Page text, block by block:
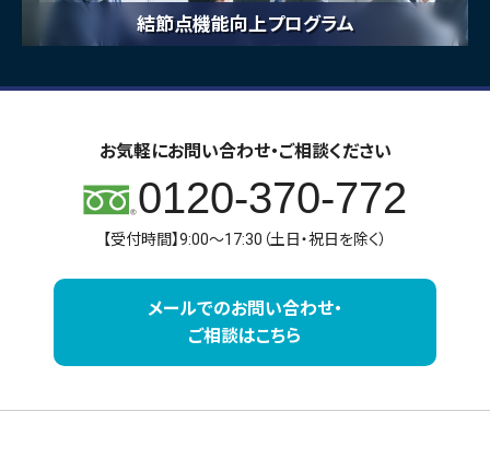
結節点機能向上プログラム
お気軽にお問い合わせ・ご相談ください
0120-370-772
【受付時間】9:00～17:30（土日・祝日を除く）
メールでのお問い合わせ・
ご相談はこちら